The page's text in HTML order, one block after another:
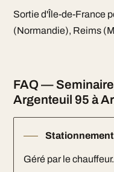
Sortie d'Île-de-France
(Normandie), Reims
FAQ —
Argenteuil 95 à
Géré par le